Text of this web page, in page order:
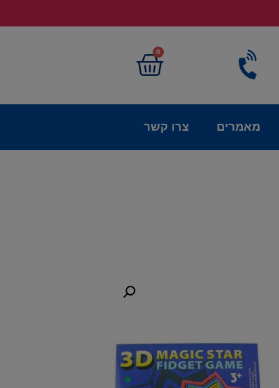
0
מאמרים צרו קשר